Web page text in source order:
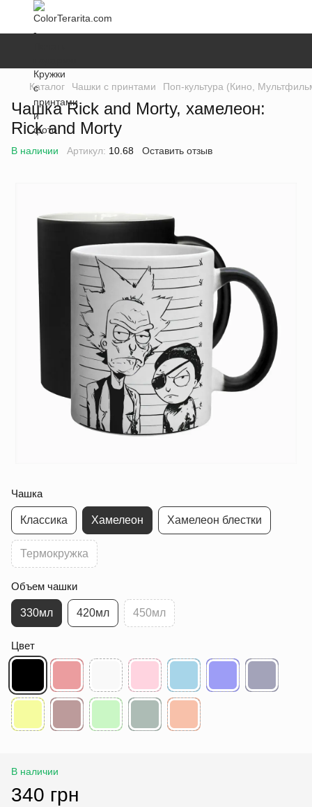
Каталог Чашки с принтами Поп-культура (Кино,
Чашка Rick and Morty, хамелеон:
Rick and Morty
В наличии Артикул: 10.68 Оставить отзыв
Чашка
Классика Хамелеон Хамелеон блестки
Термокружка
Объем чашки
330мл 420мл 450мл
Цвет
В наличии
340 грн